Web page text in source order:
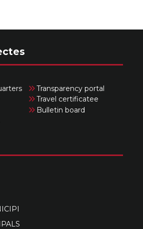
Transparency portal
Travel certificatee
Bulletin board